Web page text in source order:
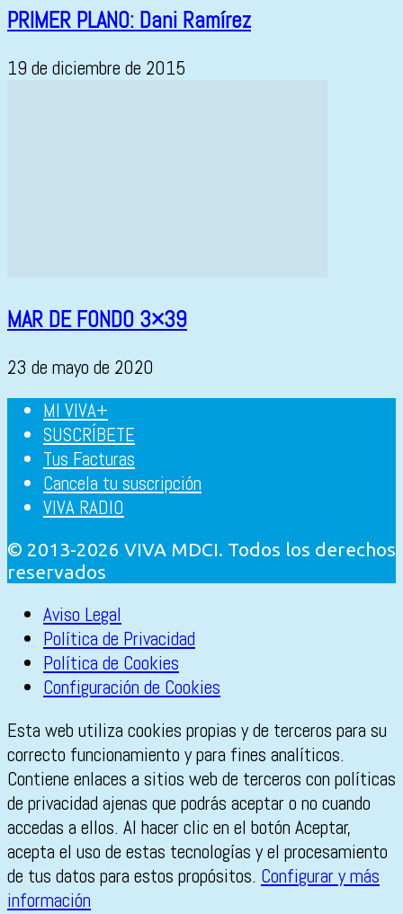
PRIMER PLANO: Dani Ramírez
19 de diciembre de 2015
MAR DE FONDO 3×39
23 de mayo de 2020
MI VIVA+
SUSCRÍBETE
Tus Facturas
Cancela tu suscripción
VIVA RADIO
© 2013-2026 VIVA MDCI. Todos los derechos
reservados
Aviso Legal
Política de Privacidad
Política de Cookies
Configuración de Cookies
Esta web utiliza cookies propias y de terceros para su
correcto funcionamiento y para fines analíticos.
Contiene enlaces a sitios web de terceros con políticas
de privacidad ajenas que podrás aceptar o no cuando
accedas a ellos. Al hacer clic en el botón Aceptar,
acepta el uso de estas tecnologías y el procesamiento
de tus datos para estos propósitos. Configurar y más
información